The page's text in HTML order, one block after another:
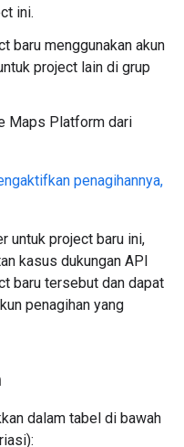
ini.
baru menggunakan akun
project lain di grup
Maps Platform dari
penagihannya,
untuk project baru ini,
kasus dukungan API
baru tersebut dan dapat
penagihan yang
dalam tabel di bawah